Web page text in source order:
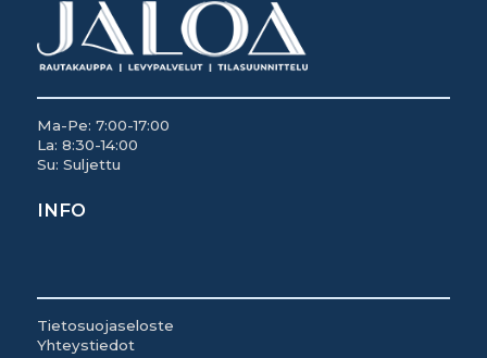
Ma-Pe: 7:00-17:00
La: 8:30-14:00
Su: Suljettu
INFO
Tietosuojaseloste
Yhteystiedot